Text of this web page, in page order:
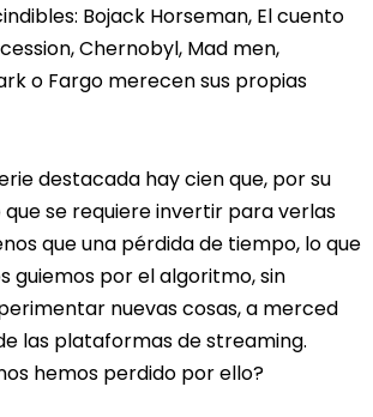
Bojack Horseman, El cuento
Chernobyl, Mad men,
o Fargo merecen sus propias
destacada hay cien que, por su
se requiere invertir para verlas
que una pérdida de tiempo, lo que
guiemos por el algoritmo, sin
nuevas cosas, a merced
las plataformas de streaming.
hemos perdido por ello?